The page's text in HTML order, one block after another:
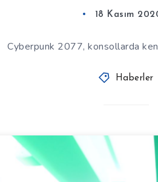
18 Kasım
Cyberpunk 2077, konsollarda
Haberler